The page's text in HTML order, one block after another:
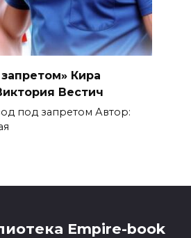
Кира
Вестич
под запретом Автор:
Empire-book